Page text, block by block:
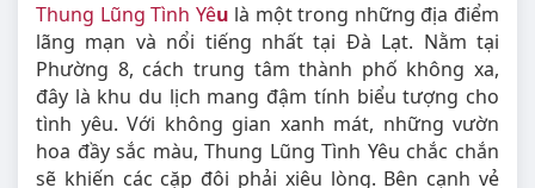
Thung Lũng Tình Yêu là một trong những địa điểm
lãng mạn và nổi tiếng nhất tại Đà Lạt. Nằm tại
Phường 8, cách trung tâm thành phố không xa,
đây là khu du lịch mang đậm tính biểu tượng cho
tình yêu. Với không gian xanh mát, những vườn
hoa đầy sắc màu, Thung Lũng Tình Yêu chắc chắn
sẽ khiến các cặp đôi phải xiêu lòng. Bên cạnh vẻ